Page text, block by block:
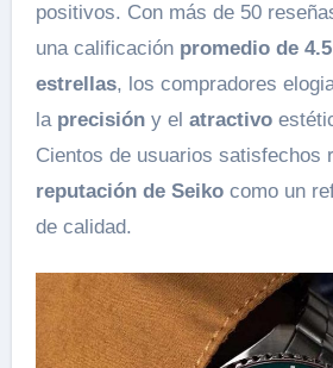
positivos. Con más de 50
una calificación promedio de
estrellas, los compradores
la precisióny el atractivo
Cientos de usuarios satisfechos
reputación de Seikocomo un
de calidad.